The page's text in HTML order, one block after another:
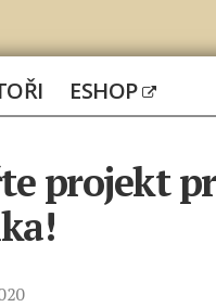
ESHOP
projekt